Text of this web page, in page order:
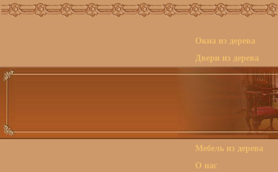
Окна из дерева
Двери из дерева
Мебель из дерева
О нас